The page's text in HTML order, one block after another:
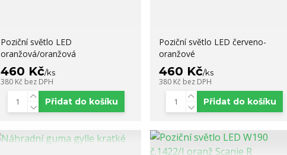
Poziční světlo LED
oranžová/oranžová
460 Kč/ks
380 Kč bez DPH
Přidat do košíku
Poziční světlo LED červeno-
oranžové
460 Kč/ks
380 Kč bez DPH
Přidat do košíku